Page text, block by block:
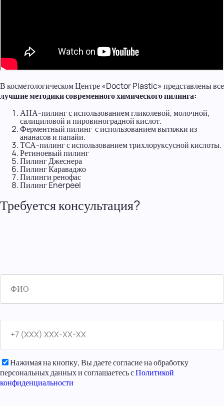
В косметологическом Центре «Doctor Plastic» представлены все
лучшие методики современного химического пилинга:
АНА-пилинг с использованием гликолевой, молочной,
салициловой и пировиноградной кислот.
Ферментный пилинг с использованием вытяжки из
ананасов и папайи.
ТСА-пилинг с использованием трихлоруксусной кислоты.
Ретиноевый пилинг
Пилинг Джеснера
Пилинг Караваджо
Пилинги ренофас
Пилинг Enerpeel
Требуется консультация?
Нажимая на кнопку, Вы даете согласие на обработку
персональных данных и соглашаетесь сПолитикой
конфиденциальности